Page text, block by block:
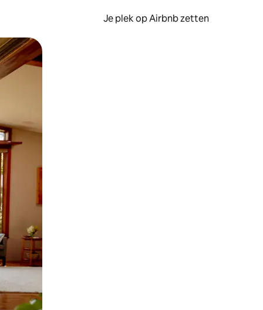
Je plek op Airbnb zetten
of swipen.